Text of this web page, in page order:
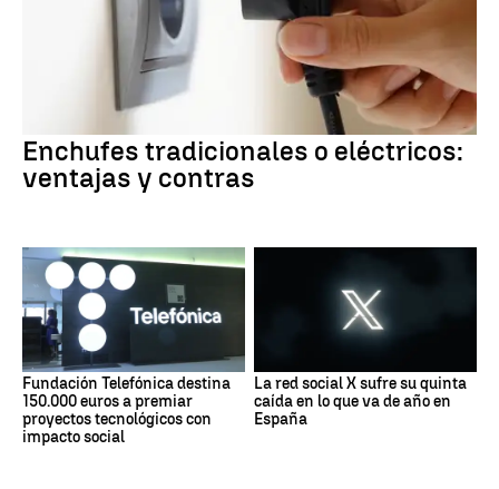
Enchufes tradicionales o eléctricos:
ventajas y contras
Fundación Telefónica destina
150.000 euros a premiar
proyectos tecnológicos con
impacto social
La red social X sufre su quinta
caída en lo que va de año en
España